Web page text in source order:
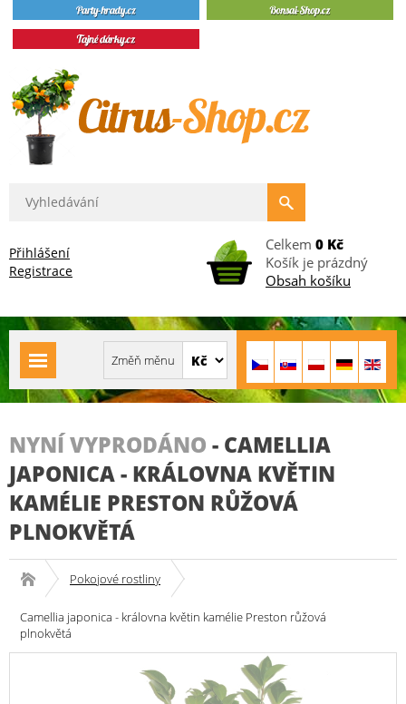
Přihlášení
Registrace
Celkem 0 Kč
Košík je prázdný
Obsah košíku
NYNÍ VYPRODÁNO - CAMELLIA
JAPONICA - KRÁLOVNA KVĚTIN
KAMÉLIE PRESTON RŮŽOVÁ
PLNOKVĚTÁ
Pokojové rostliny
Camellia japonica - královna květin kamélie Preston růžová
plnokvětá